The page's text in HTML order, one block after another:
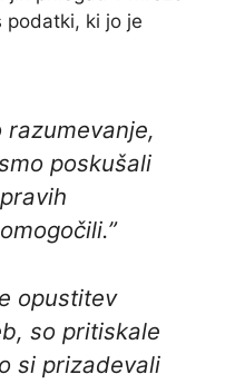
podatki, ki jo je
razumevanje,
poskušali
opustitev
so pritiskale
si prizadevali